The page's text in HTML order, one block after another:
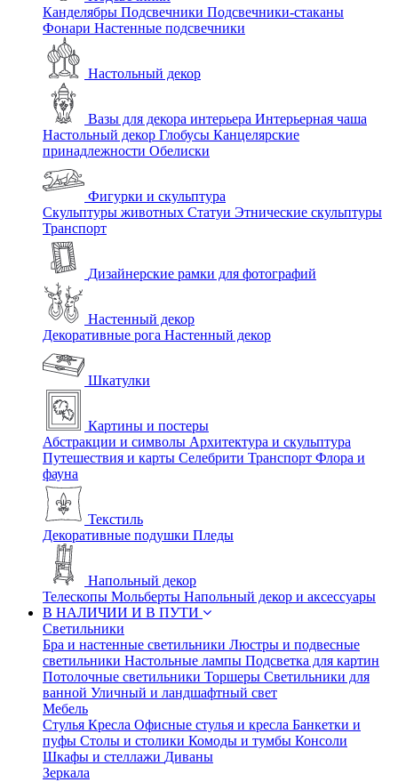
Канделябры Подсвечники Подсвечники-стаканы
Фонари Настенные подсвечники
Настольный декор
Вазы для декора интерьера Интерьерная чаша
Настольный декор Глобусы Канцелярские
принадлежности Обелиски
Фигурки и скульптура
Скульптуры животных Статуи Этнические скульптуры
Транспорт
Дизайнерские рамки для фотографий
Настенный декор
Декоративные рога Настенный декор
Шкатулки
Картины и постеры
Абстракции и символы Архитектура и скульптура
Путешествия и карты Селебрити Транспорт Флора и
фауна
Текстиль
Декоративные подушки Пледы
Напольный декор
Телескопы Мольберты Напольный декор и аксессуары
В НАЛИЧИИ И В ПУТИ
Светильники
Бра и настенные светильники Люстры и подвесные
светильники Настольные лампы Подсветка для картин
Потолочные светильники Торшеры Светильники для
ванной Уличный и ландшафтный свет
Мебель
Стулья Кресла Офисные стулья и кресла Банкетки и
пуфы Столы и столики Комоды и тумбы Консоли
Шкафы и стеллажи Диваны
Зеркала